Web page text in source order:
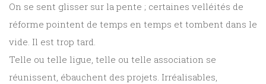
On se sent glisser sur la pente ; certaines velléités de
réforme pointent de temps en temps et tombent dans le
vide. Il est trop tard.
Telle ou telle ligue, telle ou telle association se
réunissent, ébauchent des projets. Irréalisables,